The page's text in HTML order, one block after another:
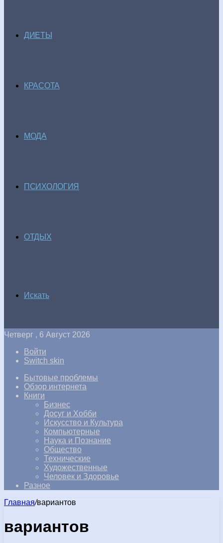
ДИЕТЫ
КРАСОТА
МОДА
ПСИХОЛОГИЯ
ОТДЫХ
Искать
Четверг , 6 Август 2026
Войти
Switch skin
Бытовые проблемы
Обзор интернета
Книги
Бизнес
Досуг и Хобби
Искусство и Культура
Компьютерные
Наука и Познание
Общество
Технические
Художественные
Человек и Здоровье
Разное
Главная/вариантов
вариантов